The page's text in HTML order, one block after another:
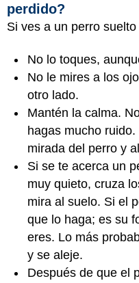
perdido?
Si ves a un perro
No lo toques,
No le mires a los
otro lado.
Mantén la calma.
hagas mucho
mirada del perro y
Si se te acerca un
muy quieto, cruza
mira al suelo. Si el
que lo haga; es su
eres. Lo más
y se aleje.
Después de que el